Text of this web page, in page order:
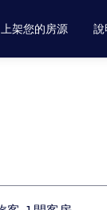
上架您的房源 說